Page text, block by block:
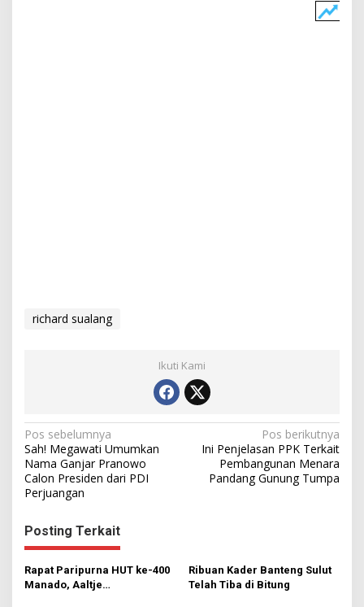
richard sualang
Ikuti Kami
N
a
v
g
a
s
Pos sebelumnya
Sah! Megawati Umumkan
Nama Ganjar Pranowo
Calon Presiden dari PDI
Perjuangan
Pos berikutnya
Ini Penjelasan PPK Terkait
Pembangunan Menara
Pandang Gunung Tumpa
Posting Terkait
Rapat Paripurna HUT ke-400
Manado, Aaltje
Ribuan Kader Banteng Sulut
Telah Tiba di Bitung